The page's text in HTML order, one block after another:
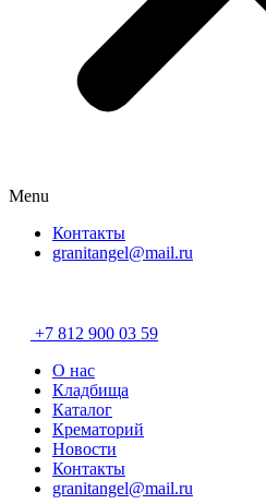
Menu
Контакты
granitangel@mail.ru
+7 812 900 03 59
О нас
Кладбища
Каталог
Крематорий
Новости
Контакты
granitangel@mail.ru